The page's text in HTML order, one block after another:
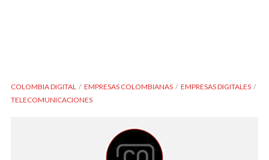
COLOMBIA DIGITAL EMPRESAS COLOMBIANAS
EMPRESAS DIGITALES
TELECOMUNICACIONES